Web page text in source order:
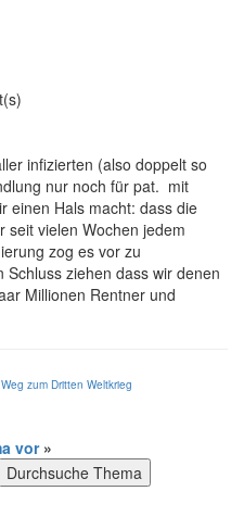
infizierten (also doppelt so
nur noch für pat. mit
einen Hals macht: dass die
seit vielen Wochen jedem
zog es vor zu
ziehen dass wir denen
Millionen Rentner und
zum Dritten Weltkrieg
vor»